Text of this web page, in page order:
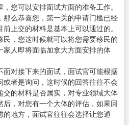
您可以安排面试方面的准备工作。
么恭喜您，第一关的申请门槛已经
上交的材料是基本上可以通过的。
，您这时候就可以将您需要移民的
人即将面临加拿大方面安排的体
对接下来的面试，面试官可能根据
者是询问，这时候的回答往往不会
的材料是否属实，对专业领域大体
，对您有一个大体的评估，如果回
地方，面试官往往会选择让您通